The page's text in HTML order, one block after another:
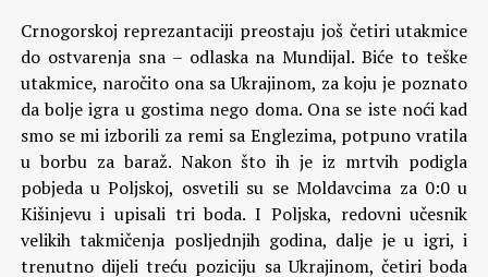
Crnogorskoj reprezantaciji preostaju još četiri utakmice
do ostvarenja sna – odlaska na Mundijal. Biće to teške
utakmice, naročito ona sa Ukrajinom, za koju je poznato
da bolje igra u gostima nego doma. Ona se iste noći kad
smo se mi izborili za remi sa Englezima, potpuno vratila
u borbu za baraž. Nakon što ih je iz mrtvih podigla
pobjeda u Poljskoj, osvetili su se Moldavcima za 0:0 u
Kišinjevu i upisali tri boda. I Poljska, redovni učesnik
velikih takmičenja posljednjih godina, dalje je u igri, i
trenutno dijeli treću poziciju sa Ukrajinom, četiri boda